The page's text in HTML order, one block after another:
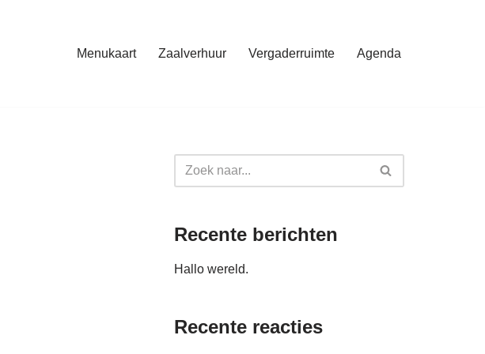
Menukaart Zaalverhuur Vergaderruimte Agenda
Recente berichten
Hallo wereld.
Recente reacties